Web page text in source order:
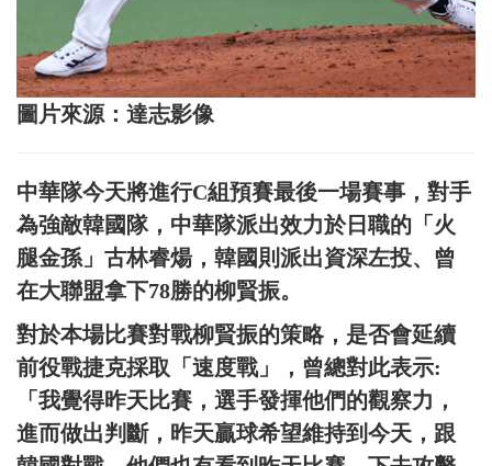
圖片來源：達志影像
中華隊今天將進行C組預賽最後一場賽事，對手
為強敵韓國隊，中華隊派出效力於日職的「火
腿金孫」古林睿煬，韓國則派出資深左投、曾
在大聯盟拿下78勝的柳賢振。
對於本場比賽對戰柳賢振的策略，是否會延續
前役戰捷克採取「速度戰」，曾總對此表示:
「我覺得昨天比賽，選手發揮他們的觀察力，
進而做出判斷，昨天贏球希望維持到今天，跟